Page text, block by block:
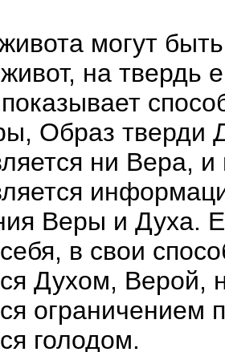
могут
на твердь
Образ тверди
ни Вера,
Веры и Духа.
в свои
Духом, Верой,
голодом.